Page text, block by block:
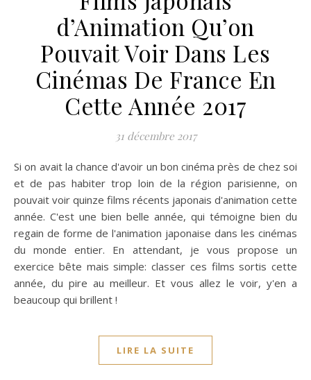
d’Animation Qu’on
Pouvait Voir Dans Les
Cinémas De France En
Cette Année 2017
31 décembre 2017
Si on avait la chance d'avoir un bon cinéma près de chez soi
et de pas habiter trop loin de la région parisienne, on
pouvait voir quinze films récents japonais d'animation cette
année. C'est une bien belle année, qui témoigne bien du
regain de forme de l'animation japonaise dans les cinémas
du monde entier. En attendant, je vous propose un
exercice bête mais simple: classer ces films sortis cette
année, du pire au meilleur. Et vous allez le voir, y'en a
beaucoup qui brillent !
LIRE LA SUITE